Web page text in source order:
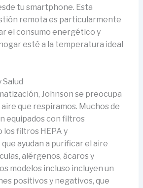
tu smartphone. Esta
remota es particularmente
el consumo energético y
esté a la temperatura ideal
Salud
Johnson se preocupa
que respiramos. Muchos de
equipados con filtros
los filtros HEPA y
ayudan a purificar el aire
alérgenos, ácaros y
modelos incluso incluyen un
positivos y negativos, que